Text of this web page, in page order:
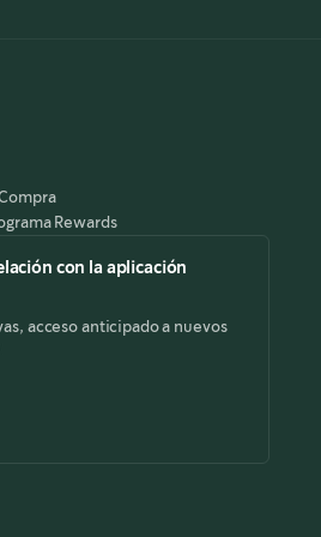
Rewards
con la aplicación
acceso anticipado a nuevos